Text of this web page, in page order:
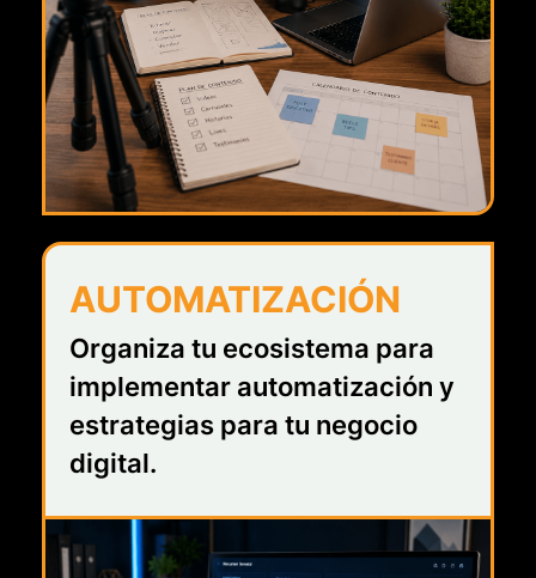
AUTOMATIZACIÓN
Organiza tu ecosistema para
implementar automatización y
estrategias para tu negocio
digital.